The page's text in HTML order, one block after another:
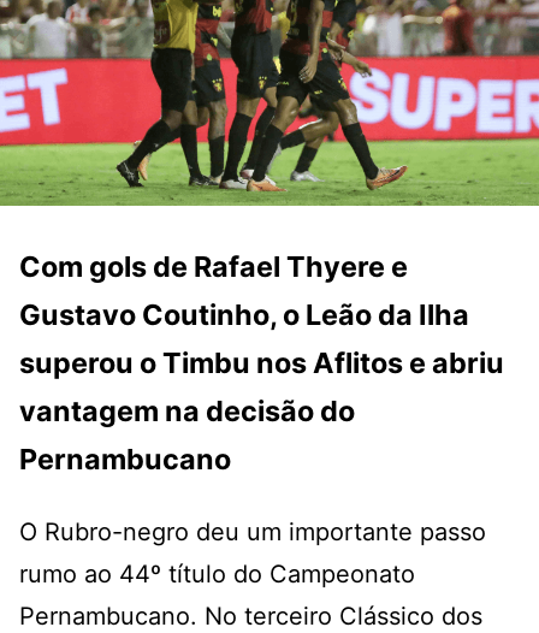
Com gols de Rafael Thyere e
Gustavo Coutinho, o Leão da Ilha
superou o Timbu nos Aflitos e abriu
vantagem na decisão do
Pernambucano
O Rubro-negro deu um importante passo
rumo ao 44º título do Campeonato
Pernambucano. No terceiro Clássico dos